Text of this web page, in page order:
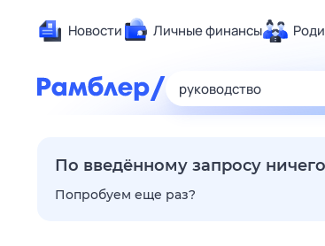
Новости Личные финансы
По введённому запросу
Попробуем еще раз?